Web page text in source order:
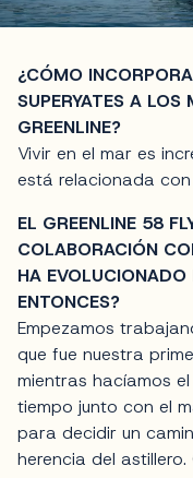
¿CÓMO
SUPERYATES A
GREENLINE?
Vivir en el mar es
está relacionada
EL GREENLINE 58
COLABORACIÓN
HA EVOLUCIONADO
ENTONCES?
Empezamos
que fue nuestra
mientras hacíamos el
tiempo junto con el
para decidir un
herencia del